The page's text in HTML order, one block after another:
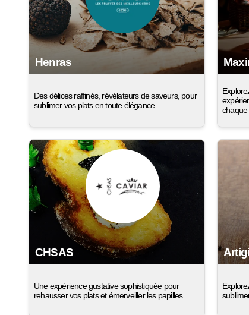
Henras
Des délices raffinés, révélateurs de saveurs, pour
sublimer vos plats en toute élégance.
chaque
CHSAS
Une expérience gustative sophistiquée pour
rehausser vos plats et émerveiller les papilles.